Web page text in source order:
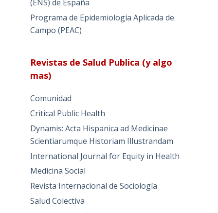
(ENS) de España
Programa de Epidemiología Aplicada de
Campo (PEAC)
Revistas de Salud Publica (y algo
mas)
Comunidad
Critical Public Health
Dynamis: Acta Hispanica ad Medicinae
Scientiarumque Historiam Illustrandam
International Journal for Equity in Health
Medicina Social
Revista Internacional de Sociología
Salud Colectiva